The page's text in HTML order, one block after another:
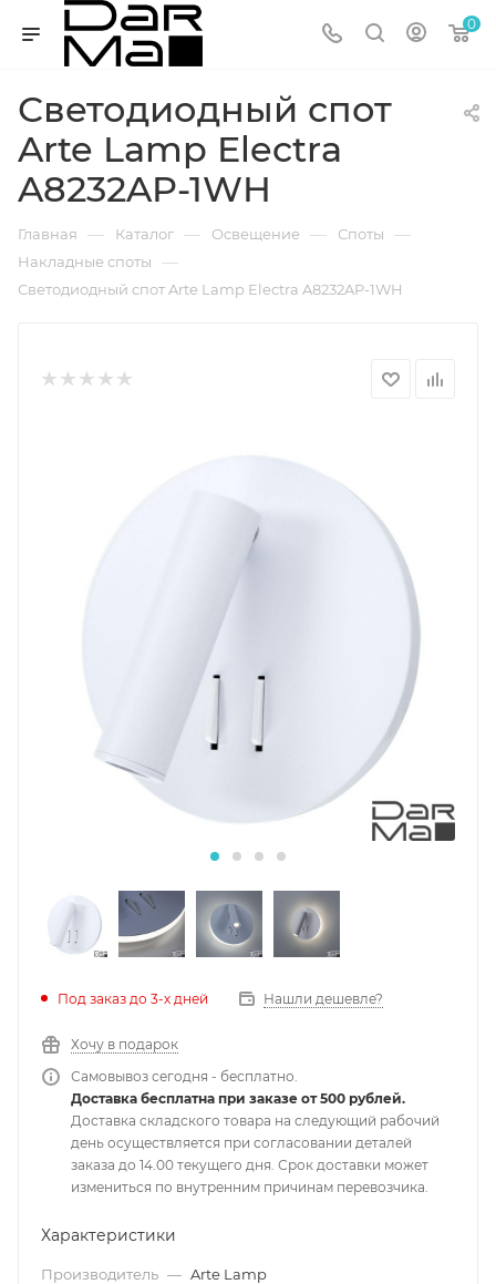
0
Светодиодный спот
Arte Lamp Electra
A8232AP-1WH
Главная — Каталог — Освещение — Споты —
Накладные споты —
Светодиодный спот Arte Lamp Electra A8232AP-1WH
Под заказ до 3-х дней Нашли дешевле?
Хочу в подарок
Самовывоз сегодня - бесплатно.
Доставка бесплатна при заказе от 500 рублей.
Доставка складского товара на следующий рабочий
день осуществляется при согласовании деталей
заказа до 14.00 текущего дня. Срок доставки может
измениться по внутренним причинам перевозчика.
Характеристики
Производитель — Arte Lamp